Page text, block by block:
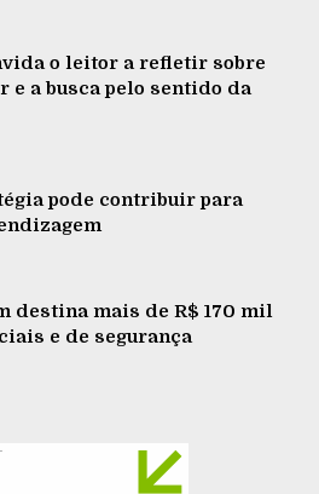
o leitor a refletir sobre
a busca pelo sentido da
pode contribuir para
destina mais de R$ 170 mil
e de segurança